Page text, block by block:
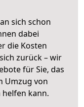
sich schon
dabei
die Kosten
zurück – wir
für Sie, das
Umzug von
kann.